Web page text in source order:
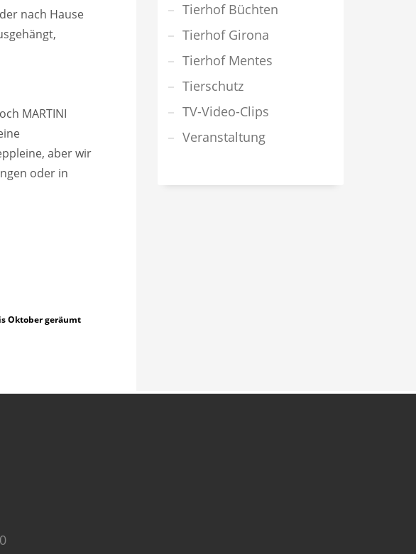
nach Hause
MARTINI
aber wir
oder in
Oktober geräumt
Tierhof Büchten
Tierhof Girona
Tierhof Mentes
Tierschutz
TV-Video-Clips
Veranstaltung